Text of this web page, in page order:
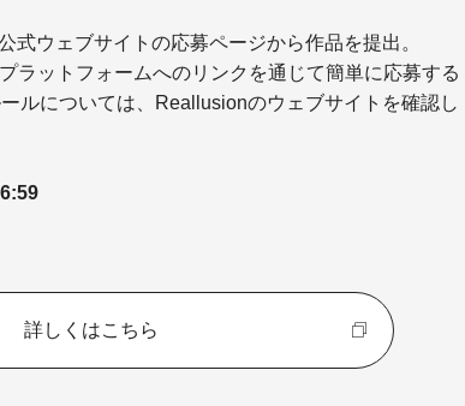
式ウェブサイトの応募ページから作品を提出。
ラットフォームへのリンクを通じて簡単に応募する
ルについては、
Reallusionのウェブサイトを確認し
詳しくはこちら